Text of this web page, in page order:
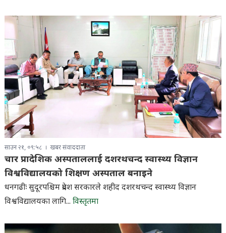
साउन २१, ०९:५८ खबर संवाददाता
चार प्रादेशिक अस्पताललाई दशरथचन्द स्वास्थ्य विज्ञान
विश्वविद्यालयको शिक्षण अस्पताल बनाइने
धनगढीः सुदूरपश्चिम प्रदेश सरकारले शहीद दशरथचन्द स्वास्थ्य विज्ञान
विश्वविद्यालयका लागि... विस्तृतमा